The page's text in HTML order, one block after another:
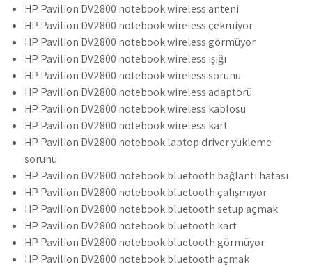
HP Pavilion DV2800 notebook wireless anteni
HP Pavilion DV2800 notebook wireless çekmiyor
HP Pavilion DV2800 notebook wireless görmüyor
HP Pavilion DV2800 notebook wireless ışığı
HP Pavilion DV2800 notebook wireless sorunu
HP Pavilion DV2800 notebook wireless adaptörü
HP Pavilion DV2800 notebook wireless kablosu
HP Pavilion DV2800 notebook wireless kart
HP Pavilion DV2800 notebook laptop driver yükleme
sorunu
HP Pavilion DV2800 notebook bluetooth bağlantı hatası
HP Pavilion DV2800 notebook bluetooth çalışmıyor
HP Pavilion DV2800 notebook bluetooth setup açmak
HP Pavilion DV2800 notebook bluetooth kart
HP Pavilion DV2800 notebook bluetooth görmüyor
HP Pavilion DV2800 notebook bluetooth açmak